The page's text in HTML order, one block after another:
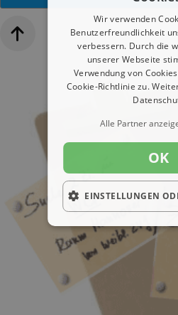
Wir verwenden
Benutzerfreundlichkeit
verbessern. Durch die
unserer Webseite
Verwendung von
Cookie-Richtlinie zu.
Alle Partner
OK
EINSTELLUNGEN